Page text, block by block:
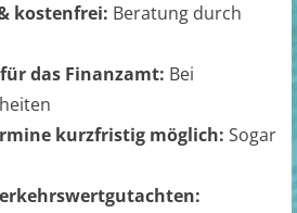
kostenfrei: Beratung durch
das Finanzamt: Bei
kurzfristig möglich: Sogar